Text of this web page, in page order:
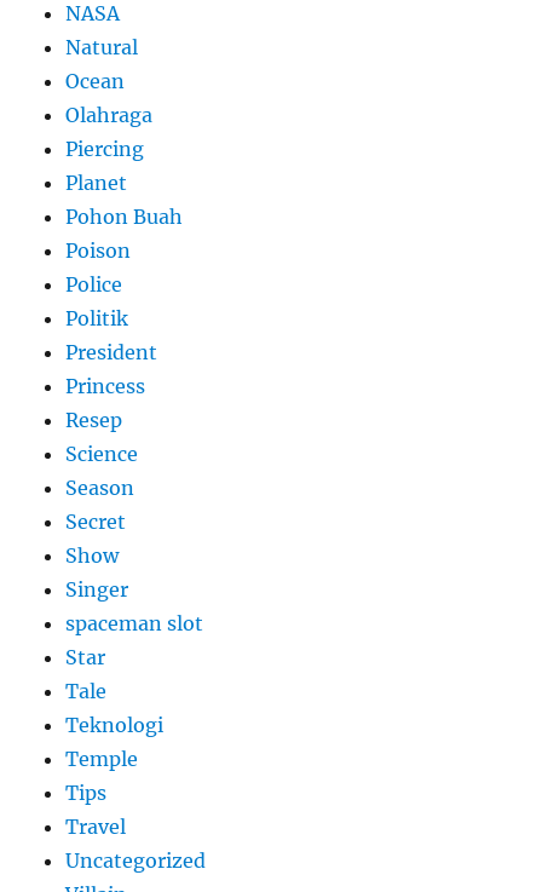
NASA
Natural
Ocean
Olahraga
Piercing
Planet
Pohon Buah
Poison
Police
Politik
President
Princess
Resep
Science
Season
Secret
Show
Singer
spaceman slot
Star
Tale
Teknologi
Temple
Tips
Travel
Uncategorized